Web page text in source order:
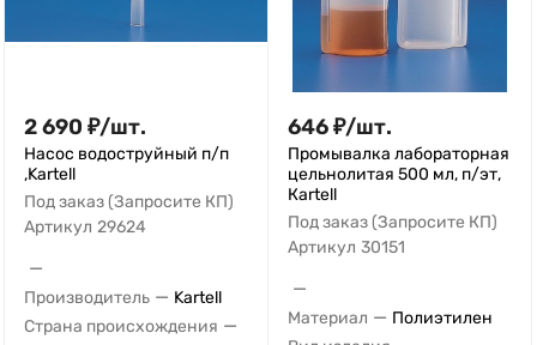
2 690 ₽/шт.
Насос водоструйный п/п
,Kartell
Под заказ (Запросите КП)
Артикул 29624
—
Производитель — Kartell
Страна происхождения —
646₽/шт.
Промывалка лабораторная
цельнолитая 500 мл, п/эт,
Кartell
Под заказ (Запросите КП)
Артикул 30151
—
Материал — Полиэтилен